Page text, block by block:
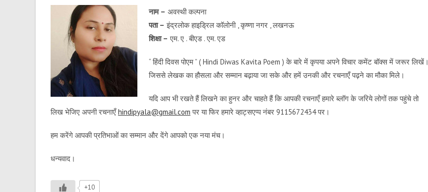
नाम – अवस्थी कल्पना
पता – इंद्रलोक हाइड्रिल कॉलोनी , कृष्णा नगर , लखनऊ
शिक्षा – एम. ए . बीएड . एम. एड
“ हिंदी दिवस पोएम ” ( Hindi Diwas Kavita Poem ) के बारे में कृपया अपने विचार कमेंट बॉक्स में जरूर लिखें।
जिससे लेखक का हौसला और सम्मान बढ़ाया जा सके और हमें उनकी और रचनाएँ पढ़ने का मौका मिले।
यदि आप भी रखते हैं लिखने का हुनर और चाहते हैं कि आपकी रचनाएँ हमारे ब्लॉग के जरिये लोगों तक पहुंचे तो
लिख भेजिए अपनी रचनाएँhindipyala@gmail.com पर या फिर हमारे व्हाट्सएप्प नंबर 9115672434 पर।
हम करेंगे आपकी प्रतिभाओं का सम्मान और देंगे आपको एक नया मंच।
धन्यवाद।
+10